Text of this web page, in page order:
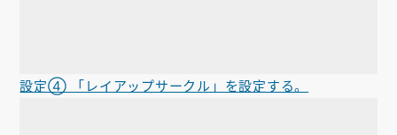
設定④ 「レイアップサークル」を設定する。